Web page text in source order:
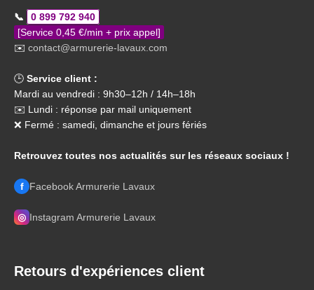
📞
0 899 792 940
[Service 0,45 €/min + prix appel]
✉️ contact@armurerie-lavaux.com
🕒 Service client :
Mardi au vendredi : 9h30–12h / 14h–18h
✉️ Lundi : réponse par mail uniquement
❌ Fermé : samedi, dimanche et jours fériés
Retrouvez toutes nos actualités sur les réseaux sociaux !
f Facebook Armurerie Lavaux
◎ Instagram Armurerie Lavaux
Retours d'expériences client